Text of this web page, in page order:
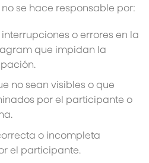
no se hace responsable por:
o errores en la
que impidan la
no sean visibles o que
por el participante o
o incompleta
el participante.